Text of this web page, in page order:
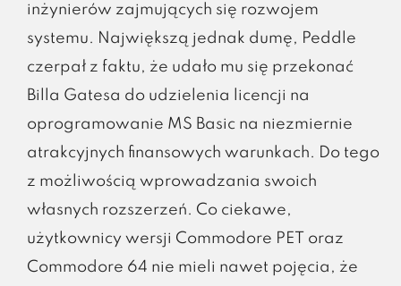
inżynierów zajmujących się rozwojem
systemu. Największą jednak dumę, Peddle
czerpał z faktu, że udało mu się przekonać
Billa Gatesa do udzielenia licencji na
oprogramowanie MS Basic na niezmiernie
atrakcyjnych finansowych warunkach. Do tego
z możliwością wprowadzania swoich
własnych rozszerzeń. Co ciekawe,
użytkownicy wersji Commodore PET oraz
Commodore 64 nie mieli nawet pojęcia, że